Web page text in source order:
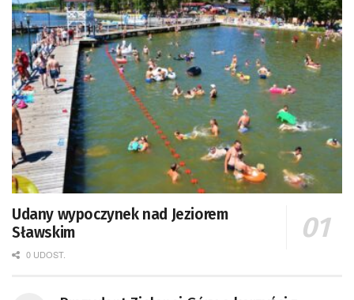
Udany wypoczynek nad Jeziorem
Sławskim
0 UDOST.